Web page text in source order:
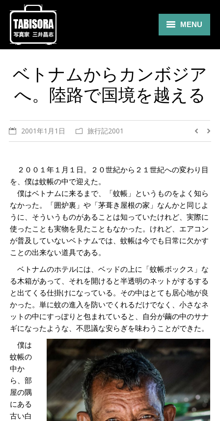
MENU
Gallery
Travel
About
Blog
Shop
Contact
ベトナムからカンボジア
へ。陸路で国境を越える
2001年1月1日 旅行記2001
２００１年１月１日。２０世紀から２１世紀への変わり目
を、僕は蚊帳の中で迎えた。
僕はベトナムに来るまで、「蚊帳」というものをよく知ら
なかった。「囲炉裏」や「茅葺き屋根の家」なんかと同じよ
うに、そういうものがあることは知っていたけれど、実際に
使ったことも実物を見たこともなかった。けれど、エアコン
が普及していないベトナムでは、蚊帳は今でも日常に欠かす
ことの出来ない道具である。
ベトナムのホテルには、ベッドの上に「蚊帳ボックス」な
る木箱があって、それを開けると半透明のネットがするする
と出てくる仕掛けになっている。その中はとても居心地が良
かった。単に蚊の進入を防いでくれるだけでなく、小さなネ
ットの中にすっぽりと包まれていると、自分が繭の中のサナ
ギになったような、不思議な安らぎを味わうことができた。
僕は
蚊帳の
中か
ら、部
屋の隅
にある
古い白